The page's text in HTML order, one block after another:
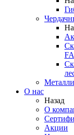
О нас
Назад
О
Акции